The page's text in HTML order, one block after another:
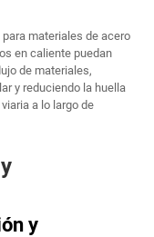
materiales de acero
en caliente puedan
de materiales,
y reduciendo la huella
a lo largo de
y